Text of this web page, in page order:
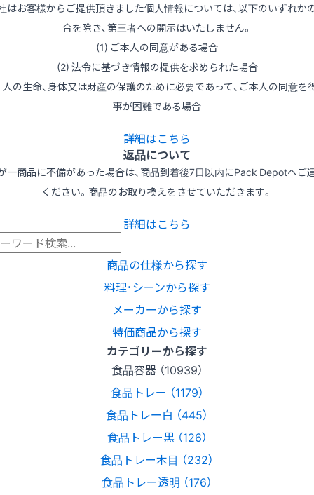
はお客様からご提供頂きました個人情報については、以下のいずれか
合を除き、第三者への開示はいたしません。
(1) ご本人の同意がある場合
(2) 法令に基づき情報の提供を求められた場合
の生命、身体又は財産の保護のために必要であって、ご本人の同意を
事が困難である場合
詳細はこちら
返品について
一商品に不備があった場合は、商品到着後7日以内にPack Depotへご
ください。商品のお取り換えをさせていただきます。
詳細はこちら
商品の仕様から探す
料理･シーンから探す
メーカーから探す
特価商品から探す
カテゴリーから探す
食品容器 （10939）
食品トレー （1179）
食品トレー白 （445）
食品トレー黒 （126）
食品トレー木目 （232）
食品トレー透明 （176）